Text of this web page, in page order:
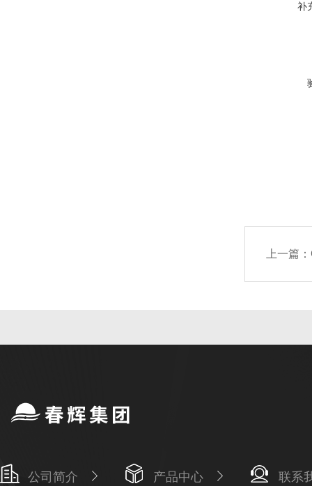
补
上一篇：
公司简介 产品中心 联系